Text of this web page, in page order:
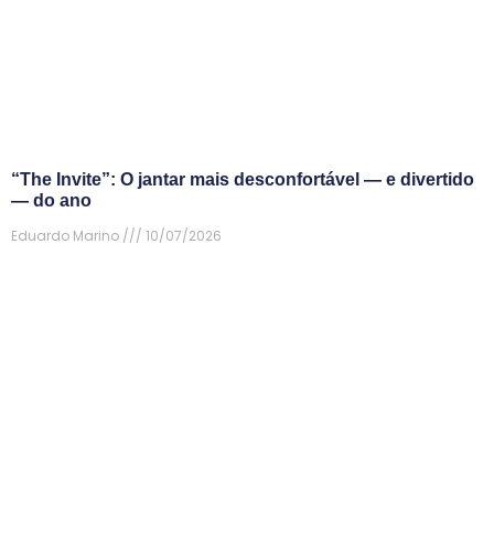
“The Invite”: O jantar mais desconfortável — e divertido
— do ano
Eduardo Marino
10/07/2026